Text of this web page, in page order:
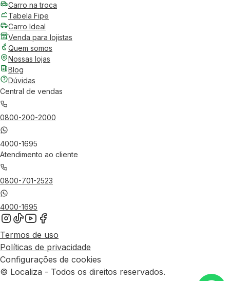
Carro na troca
Tabela Fipe
Carro Ideal
Venda para lojistas
Quem somos
Nossas lojas
Blog
Dúvidas
Central de vendas
0800-200-2000
4000-1695
Atendimento ao cliente
0800-701-2523
4000-1695
Termos de uso
Políticas de privacidade
Configurações de cookies
© Localiza - Todos os direitos reservados.